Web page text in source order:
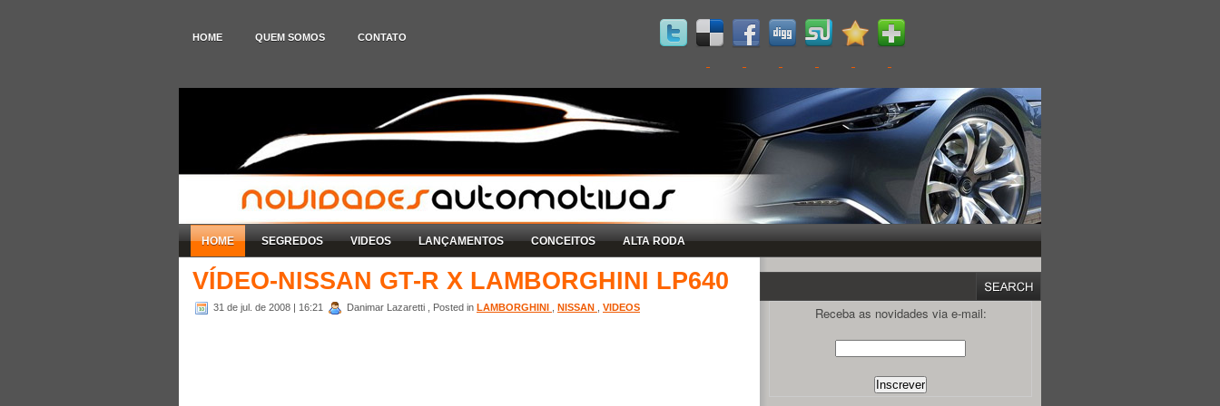
HOME QUEM SOMOS CONTATO
HOME SEGREDOS VIDEOS LANÇAMENTOS CONCEITOS ALTA RODA
VÍDEO-NISSAN GT-R X LAMBORGHINI LP640
31 de jul. de 2008 | 16:21 Danimar Lazaretti , Posted in LAMBORGHINI NISSAN VIDEOS Receba as novidades via e-mail: